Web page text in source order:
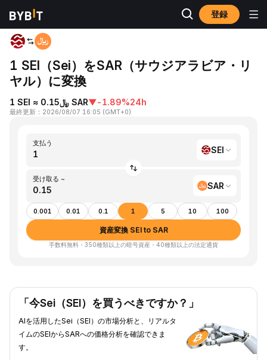
登録
ホーム SEI to SAR
1 SEI（Sei）をSAR（サウジアラビア・リ
ヤル）に変換
1 SEI ≈ ﷼0.15 SAR▼-1.89%24h
最終更新 ： 2026/08/07 16:05 (GMT+0)
支払う
SEI
受け取る ~
SAR
0.001 0.01 0.1 1 5 10 100
資産変換 SEI to SAR
手数料無料・350種類以上の暗号資産・40種類以上の法定通貨
「今Sei（SEI）を買うべきですか？」
AIを活用したSei（SEI）の市場分析と、リアルタ
イムのSEIからSARへの価格分析を確認できま
す。